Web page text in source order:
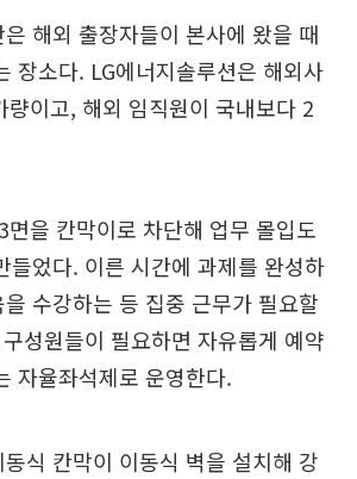
해외 출장자들이 본사에 왔을 때
장소다. LG에너지솔루션은 해외사
이고, 해외 임직원이 국내보다 2
면을 칸막이로 차단해 업무 몰입도
들었다. 이른 시간에 과제를 완성하
수강하는 등 집중 근무가 필요할
성원들이 필요하면 자유롭게 예약
자율좌석제로 운영한다.
식 칸막이 이동식 벽을 설치해 강